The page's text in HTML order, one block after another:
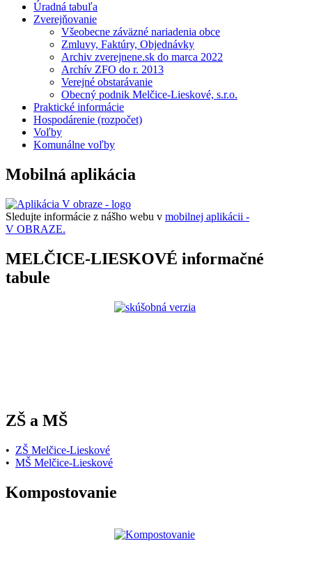
Úradná tabuľa
Zverejňovanie
Všeobecne záväzné nariadenia obce
Zmluvy, Faktúry, Objednávky
Archiv zverejnene.sk do marca 2022
Archív ZFO do r. 2013
Verejné obstarávanie
Obecný podnik Melčice-Lieskové, s.r.o.
Praktické informácie
Hospodárenie (rozpočet)
Voľby
Komunálne voľby
Mobilná aplikácia
Sledujte informácie z nášho webu v mobilnej aplikácii -
V OBRAZE.
MELČICE-LIESKOVÉ informačné
tabule
ZŠ a MŠ
• ZŠ Melčice-Lieskové
• MŠ Melčice-Lieskové
Kompostovanie